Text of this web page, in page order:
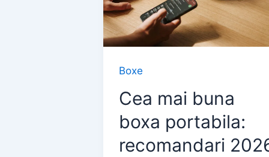
Boxe
Cea mai buna
boxa portabila:
recomandari